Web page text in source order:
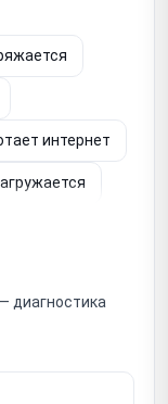
интернет
диагностика